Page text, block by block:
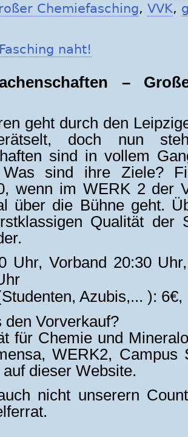
Chemiefasching, VVK,
naht!
–
geht durch den
doch nun
sind in vollem
Was sind ihre Ziele?
, wenn im WERK 2 der
über die Bühne geht.
Qualität der
.
Uhr, Vorband 20:30
Azubis,... ): 6€,
den Vorverkauf?
für Chemie und
WERK2, Campus
dieser Website.
nicht unserern